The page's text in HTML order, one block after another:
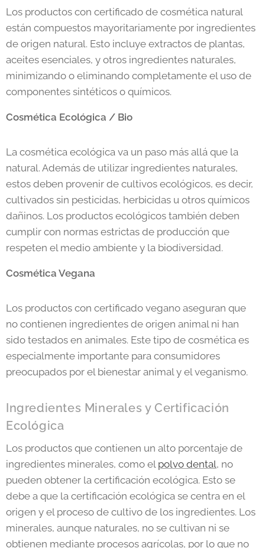
Los productos con certificado de cosmética natural
están compuestos mayoritariamente por ingredientes
de origen natural. Esto incluye extractos de plantas,
aceites esenciales, y otros ingredientes naturales,
minimizando o eliminando completamente el uso de
componentes sintéticos o químicos.
Cosmética Ecológica / Bio
La cosmética ecológica va un paso más allá que la
natural. Además de utilizar ingredientes naturales,
estos deben provenir de cultivos ecológicos, es decir,
cultivados sin pesticidas, herbicidas u otros químicos
dañinos. Los productos ecológicos también deben
cumplir con normas estrictas de producción que
respeten el medio ambiente y la biodiversidad.
Cosmética Vegana
Los productos con certificado vegano aseguran que
no contienen ingredientes de origen animal ni han
sido testados en animales. Este tipo de cosmética es
especialmente importante para consumidores
preocupados por el bienestar animal y el veganismo.
Ingredientes Minerales y Certificación
Ecológica
Los productos que contienen un alto porcentaje de
ingredientes minerales, como el polvo dental, no
pueden obtener la certificación ecológica. Esto se
debe a que la certificación ecológica se centra en el
origen y el proceso de cultivo de los ingredientes. Los
minerales, aunque naturales, no se cultivan ni se
obtienen mediante procesos agrícolas, por lo que no